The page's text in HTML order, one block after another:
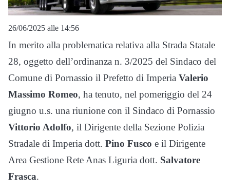
26/06/2025 alle 14:56
In merito alla problematica relativa alla Strada Statale
28, oggetto dell’ordinanza n. 3/2025 del Sindaco del
Comune di Pornassio il Prefetto di Imperia Valerio
Massimo Romeo, ha tenuto, nel pomeriggio del 24
giugno u.s. una riunione con il Sindaco di Pornassio
Vittorio Adolfo, il Dirigente della Sezione Polizia
Stradale di Imperia dott. Pino Fusco e il Dirigente
Area Gestione Rete Anas Liguria dott. Salvatore
Frasca.